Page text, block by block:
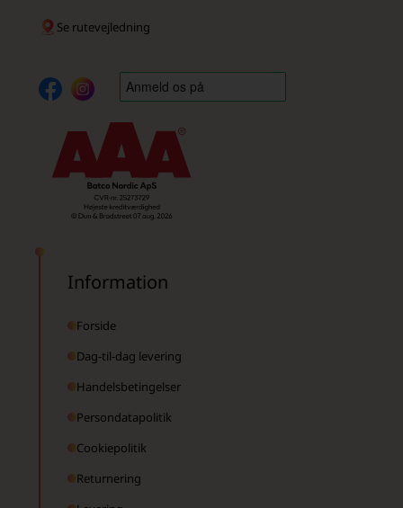
Se rutevejledning
Information
Forside
Dag-til-dag levering
Handelsbetingelser
Persondatapolitik
Cookiepolitik
Returnering